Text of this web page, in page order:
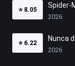
⭐ 8.05
Spider-
2026
⭐ 6.22
Nunca
2026